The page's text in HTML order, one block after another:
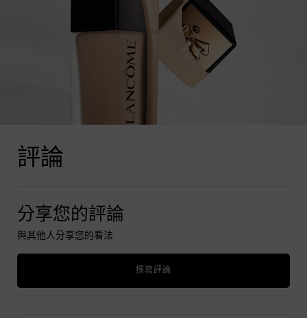
評論
分享您的評論
與其他人分享您的看法
撰寫評論